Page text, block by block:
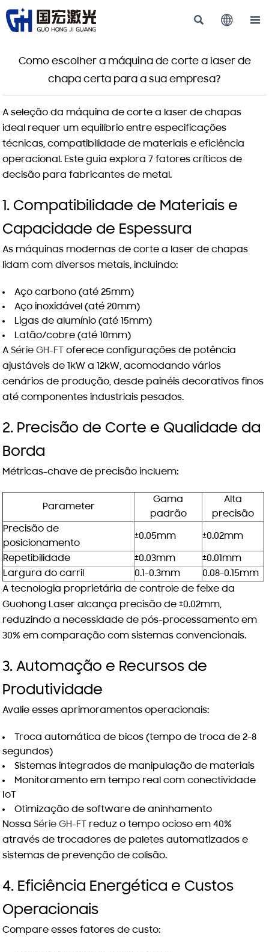
  
Como escolher a máquina de corte a laser de
chapa certa para a sua empresa?
A seleção da máquina de corte a laser de chapas
ideal requer um equilíbrio entre especificações
técnicas, compatibilidade de materiais e eficiência
operacional. Este guia explora 7 fatores críticos de
decisão para fabricantes de metal.
1. Compatibilidade de Materiais e
Capacidade de Espessura
As máquinas modernas de corte a laser de chapas
lidam com diversos metais, incluindo:
Aço carbono (até 25mm)
Aço inoxidável (até 20mm)
Ligas de alumínio (até 15mm)
Latão/cobre (até 10mm)
ASérie GH-FToferece configurações de potência
ajustáveis de 1kW a 12kW, acomodando vários
cenários de produção, desde painéis decorativos finos
até componentes industriais pesados.
2. Precisão de Corte e Qualidade da
Borda
Métricas-chave de precisão incluem:
Parameter
Gama
padrão
Alta
precisão
Precisão de
posicionamento
±0.05mm ±0.02mm
Repetibilidade ±0.03mm
±0.01mm
Largura do carril
0.1-0.3mm
0.08-0.15mm
A tecnologia proprietária de controle de feixe da
Guohong Laser alcança precisão de ±0.02mm,
reduzindo a necessidade de pós-processamento em
30% em comparação com sistemas convencionais.
3. Automação e Recursos de
Produtividade
Avalie esses aprimoramentos operacionais:
Troca automática de bicos (tempo de troca de 2-8
segundos)
Sistemas integrados de manipulação de materiais
Monitoramento em tempo real com conectividade
IoT
Otimização de software de aninhamento
NossaSérie GH-FT reduz o tempo ocioso em 40%
através de trocadores de paletes automatizados e
sistemas de prevenção de colisão.
4. Eficiência Energética e Custos
Operacionais
Compare esses fatores de custo: